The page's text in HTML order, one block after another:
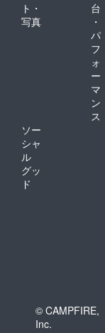
ト・
写真
台
・
パ
フ
ォ
ー
マ
ン
ス
ソー
シャ
ル
グッ
ド
© CAMPFIRE,
Inc.